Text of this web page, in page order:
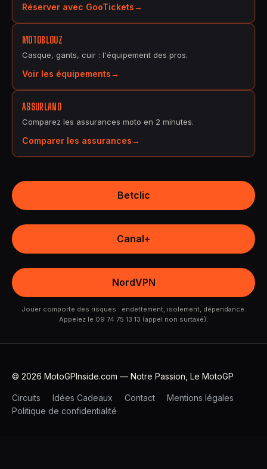
Réserver avec GooTickets
MOTOBLOUZ
Casque, gants, cuir : l'équipement des pros.
Voir les équipements
ASSURLAND
Comparez les assurances moto en 2 minutes.
Comparer les assurances
Betclic
Canal+
NordVPN
Jouer comporte des risques : endettement, isolement, dépendance.
Appelez le 09 74 75 13 13 (appel non surtaxé).
© 2026 MotoGPInside.com — Notre Passion, Le MotoGP
Circuits Idées Cadeaux Contact
Mentions légales
Politique de confidentialité